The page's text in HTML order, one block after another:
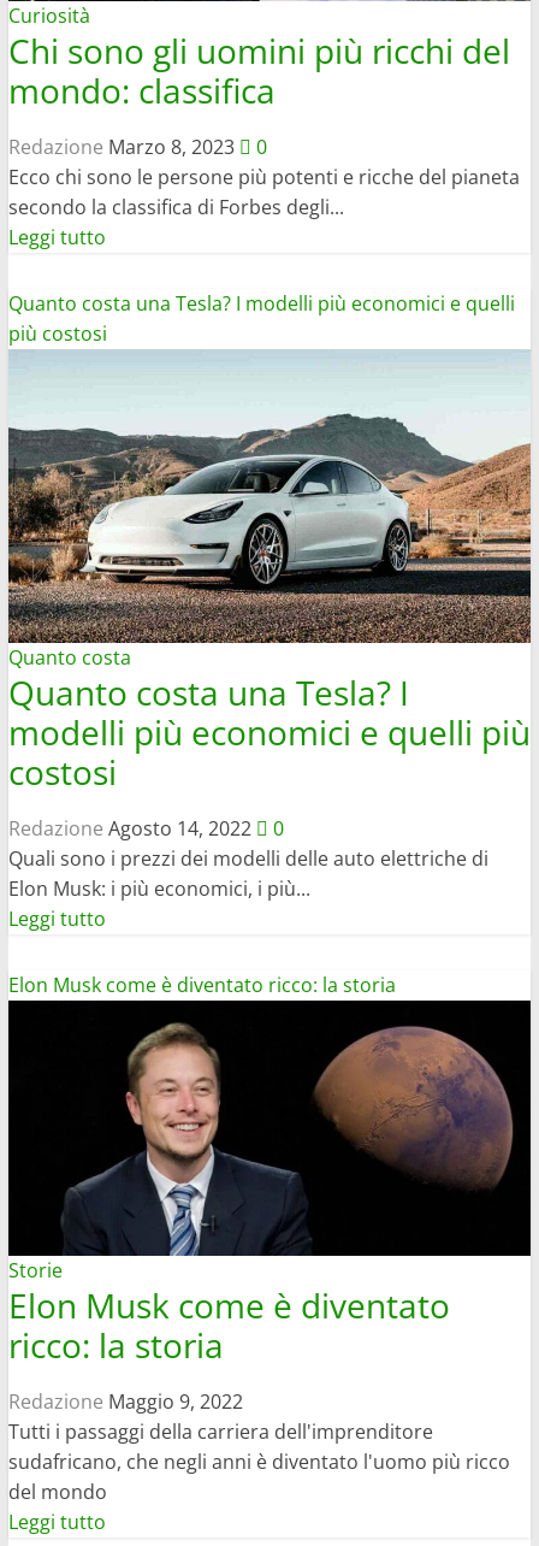
Curiosità
Chi sono gli uomini più ricchi del
mondo: classifica
Redazione Marzo 8, 2023
0
Ecco chi sono le persone più potenti e ricche del pianeta
secondo la classifica di Forbes degli...
Leggi tuttoLeggi
più
su
Chi
uomini
più
ricchi
del
mondo:
classifica
Quanto costa una Tesla? I modelli più economici e quelli
più costosi
Quanto costa
Quanto costa una Tesla? I
modelli più economici e quelli più
costosi
Redazione Agosto 14, 2022
0
Quali sono i prezzi dei modelli delle auto elettriche di
Elon Musk: i più economici, i più...
Leggi tuttoLeggi
più
su
Quanto
costa
una
Tesla?
modelli
più
economici
quelli
più
Elon Musk come è diventato ricco: la storia
Storie
Elon Musk come è diventato
ricco: la storia
Redazione Maggio 9, 2022
Tutti i passaggi della carriera dell'imprenditore
sudafricano, che negli anni è diventato l'uomo più ricco
del mondo
Leggi tuttoLeggi